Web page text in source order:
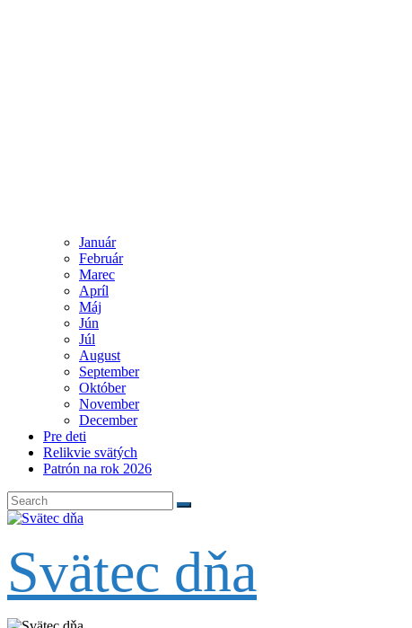
Január
Február
Marec
Apríl
Máj
Jún
Júl
August
September
Október
November
December
Pre deti
Relikvie svätých
Patrón na rok 2026
Svätec dňa